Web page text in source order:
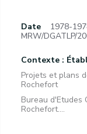
Date 1978-
MRW/DGATLP/
Contexte :
Projets et plans
Rochefort
Bureau d'Etudes
Rochefort....